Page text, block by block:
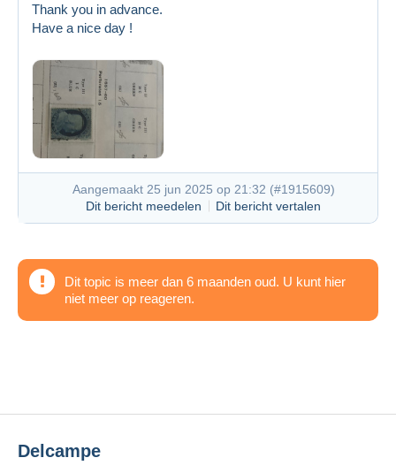
Thank you in advance.
Have a nice day !
Aangemaakt 25 jun 2025 op 21:32 (#1915609)
Dit bericht meedelen
Dit bericht vertalen
Dit topic is meer dan 6 maanden oud. U kunt hier
niet meer op reageren.
Delcampe